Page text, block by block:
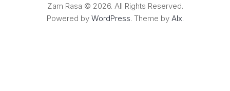
Zam Rasa © 2026. All Rights Reserved.
Powered by WordPress. Theme by Alx.